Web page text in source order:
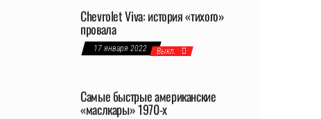
Chevrolet Viva: история «тихого»
провала
17 января 2022 Выкл.
Самые быстрые американские
«маслкары» 1970-х